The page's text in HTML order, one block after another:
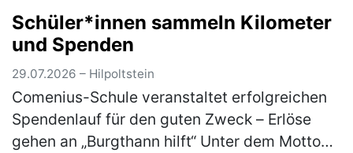
Souvenirs, Einkäufe, Genussmittel (z.B…
(mehr)
Schüler*innen sammeln Kilometer
und Spenden
29.07.2026 – Hilpoltstein
Comenius-Schule veranstaltet erfolgreichen
Spendenlauf für den guten Zweck – Erlöse
gehen an „Burgthann hilft“ Unter dem Motto